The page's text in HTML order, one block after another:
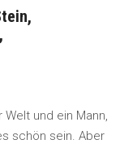
und ein Mann,
schön sein. Aber